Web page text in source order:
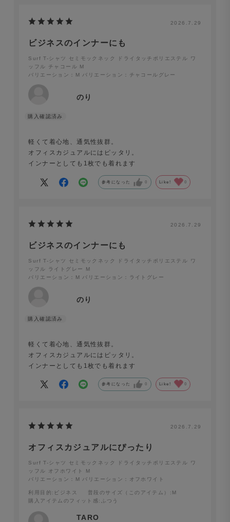
2026.7.29
ビジネスのインナーにも
Surf T-シャツ セミモックネック ドライタッチポリエステル ワ
ッフル チャコール M
バリエーション：M バリエーション：チャコールグレー
のり
軽くて着心地、通気性抜群。
オフィスカジュアルにはピッタリ。
インナーとしても1枚でも着れます
参考になった 0 Like! 0
2026.7.29
ビジネスのインナーにも
Surf T-シャツ セミモックネック ドライタッチポリエステル ワ
ッフル ライトグレー M
バリエーション：M バリエーション：ライトグレー
のり
軽くて着心地、通気性抜群。
オフィスカジュアルにはピッタリ。
インナーとしても1枚でも着れます
参考になった 0 Like! 0
2026.7.29
オフィスカジュアルにぴったり
Surf T-シャツ セミモックネック ドライタッチポリエステル ワ
ッフル オフホワイト M
バリエーション：M バリエーション：オフホワイト
利用目的 :ビジネス 普段のサイズ（このアイテム）
:M
購入アイテムのフィット感:ふつう
TARO